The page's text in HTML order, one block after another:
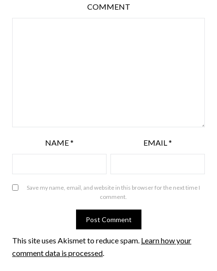
COMMENT
NAME* EMAIL *
Save my name, email, and website in this browser for the next time I
comment.
This site uses Akismet to reduce spam. Learn how your
comment data is processed